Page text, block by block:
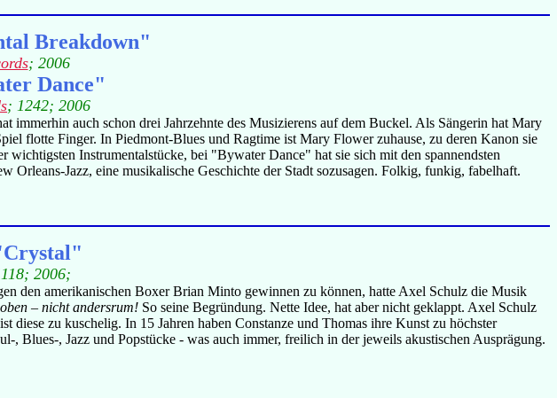
Breakdown"
; 2006
Dance"
; 1242; 2006
auch schon drei Jahrzehnte des Musizierens auf dem Buckel. Als Sängerin hat Mary
flotte Finger. In Piedmont-Blues und Ragtime ist Mary Flower zuhause, zu deren Kanon sie
Instrumentalstücke, bei "Bywater Dance" hat sie sich mit den spannendsten
Jazz, eine musikalische Geschichte der Stadt sozusagen. Folkig, funkig, fabelhaft.
2006;
den amerikanischen Boxer Brian Minto gewinnen zu können, hatte Axel Schulz die Musik
– nicht andersrum! So seine Begründung. Nette Idee, hat aber nicht geklappt. Axel Schulz
diese zu kuschelig. In 15 Jahren haben Constanze und Thomas ihre Kunst zu höchster
Blues-, Jazz und Popstücke - was auch immer, freilich in der jeweils akustischen Ausprägung.